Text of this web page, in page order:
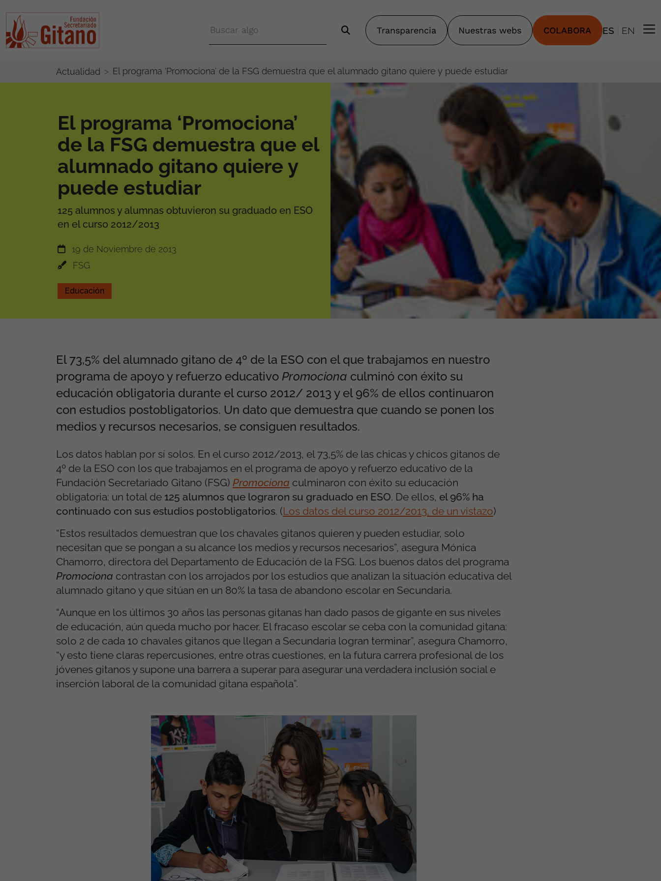
Transparencia Nuestras webs COLABORA ES EN
Actualidad El programa ‘Promociona’ de la FSG demuestra que el alumnado gitano quiere y puede estudiar
El programa ‘Promociona’
de la FSG demuestra que el
alumnado gitano quiere y
puede estudiar
125 alumnos y alumnas obtuvieron su graduado en ESO
en el curso 2012/2013
19 de Noviembre de 2013
FSG
Educación
El 73,5% del alumnado gitano de 4º de la ESO con el que trabajamos en nuestro
programa de apoyo y refuerzo educativo Promociona culminó con éxito su
educación obligatoria durante el curso 2012/ 2013 y el 96% de ellos continuaron
con estudios postobligatorios. Un dato que demuestra que cuando se ponen los
medios y recursos necesarios, se consiguen resultados.
Los datos hablan por sí solos. En el curso 2012/2013, el 73,5% de las chicas y chicos gitanos de
4º de la ESO con los que trabajamos en el programa de apoyo y refuerzo educativo de la
Fundación Secretariado Gitano (FSG) Promociona culminaron con éxito su educación
obligatoria: un total de 125 alumnos que lograron su graduado en ESO. De ellos, el 96% ha
continuado con sus estudios postobligatorios. (Los datos del curso 2012/2013, de un vistazo)
“Estos resultados demuestran que los chavales gitanos quieren y pueden estudiar, solo
necesitan que se pongan a su alcance los medios y recursos necesarios”, asegura Mónica
Chamorro, directora del Departamento de Educación de la FSG. Los buenos datos del programa
Promociona contrastan con los arrojados por los estudios que analizan la situación educativa del
alumnado gitano y que sitúan en un 80% la tasa de abandono escolar en Secundaria.
“Aunque en los últimos 30 años las personas gitanas han dado pasos de gigante en sus niveles
de educación, aún queda mucho por hacer. El fracaso escolar se ceba con la comunidad gitana:
solo 2 de cada 10 chavales gitanos que llegan a Secundaria logran terminar”, asegura Chamorro,
“y esto tiene claras repercusiones, entre otras cuestiones, en la futura carrera profesional de los
jóvenes gitanos y supone una barrera a superar para asegurar una verdadera inclusión social e
inserción laboral de la comunidad gitana española”.